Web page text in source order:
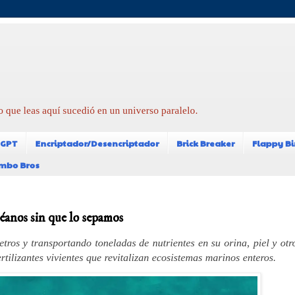
leas aquí sucedió en un universo paralelo.
Encriptador/Desencriptador Brick Breaker
Flappy
Bros
sin que lo sepamos
y transportando toneladas de nutrientes en su orina, piel y
vivientes que revitalizan ecosistemas marinos enteros.